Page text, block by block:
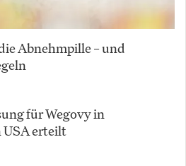
Abnehmpille – und
für Wegovy in
erteilt